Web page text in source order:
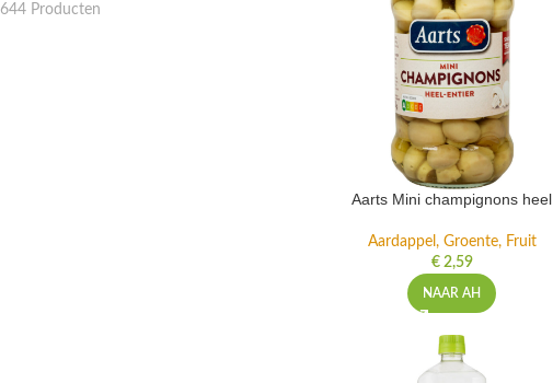
644 Producten
Aarts Mini champignons heel
Aardappel, Groente, Fruit
€2,59
NAAR AH